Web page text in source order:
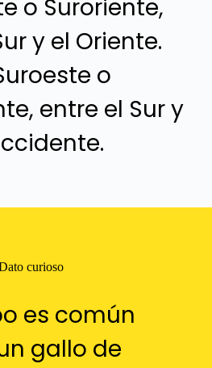
o Suroriente,
y el Oriente.
o
entre el Sur y
curioso
es común
gallo de